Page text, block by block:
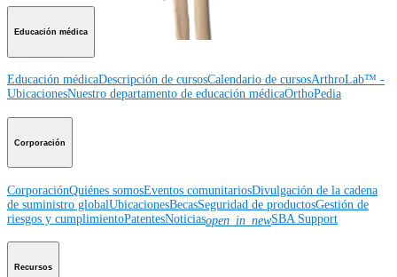
Educación médica
Educación médicaDescripción de cursosCalendario de cursosArthroLab™ -
UbicacionesNuestro departamento de educación médicaOrthoPedia
Corporación
CorporaciónQuiénes somosEventos comunitariosDivulgación de la cadena
de suministro globalUbicacionesBecasSeguridad de productosGestión de
riesgos y cumplimientoPatentesNoticiasopen_in_newSBA Support
Recursos